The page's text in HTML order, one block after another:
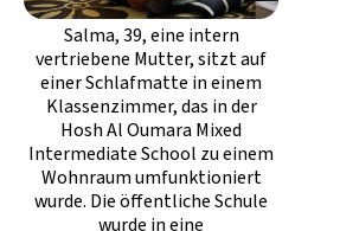
Salma, 39, eine intern
vertriebene Mutter, sitzt auf
einer Schlafmatte in einem
Klassenzimmer, das in der
Hosh Al Oumara Mixed
Intermediate School zu einem
Wohnraum umfunktioniert
wurde. Die öffentliche Schule
wurde in eine